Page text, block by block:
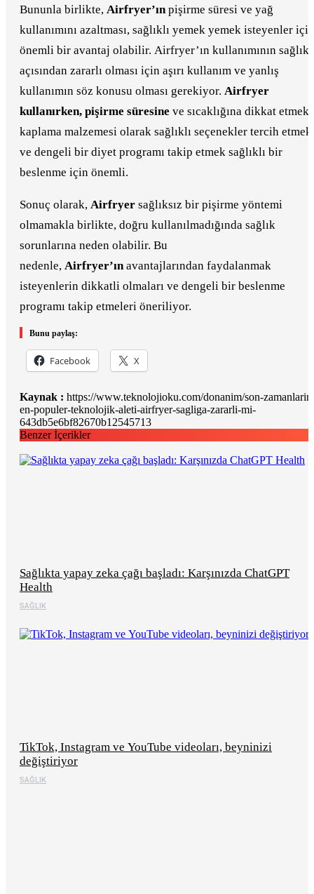
Bununla birlikte, Airfryer’ınpişirme süresi ve yağ
kullanımını azaltması, sağlıklı yemek yemek isteyenler için
önemli bir avantaj olabilir. Airfryer’ın kullanımının sağlık
açısından zararlı olması için aşırı kullanım ve yanlış
kullanımın söz konusu olması gerekiyor. Airfryer
kullanırken, pişirme süresine ve sıcaklığına dikkat etmek,
kaplama malzemesi olarak sağlıklı seçenekler tercih etmek
ve dengeli bir diyet programı takip etmek sağlıklı bir
beslenme için önemli.
Sonuç olarak, Airfryer sağlıksız bir pişirme yöntemi
olmamakla birlikte, doğru kullanılmadığında sağlık
sorunlarına neden olabilir. Bu
nedenle, Airfryer’ınavantajlarından faydalanmak
isteyenlerin dikkatli olmaları ve dengeli bir beslenme
programı takip etmeleri öneriliyor.
Bunu paylaş:
Facebook X
Kaynak : https://www.teknolojioku.com/donanim/son-
en-populer-teknolojik-aleti-airfryer-sagliga-zararli-mi-
643db5e6bf82670b12545713
Benzer İçerikler
SAĞLIK
Sağlıkta yapay zeka çağı başladı: Karşınızda ChatGPT
Health
SAĞLIK
TikTok, Instagram ve YouTube videoları, beyninizi
değiştiriyor